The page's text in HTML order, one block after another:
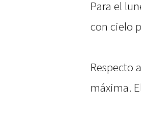
Para el
con cielo
Respecto
máxima.